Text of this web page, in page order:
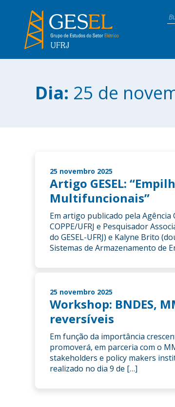
Dia: 25 de
25 novembro 2025
Artigo GESEL:
Multifuncionais”
Em artigo publicado pela
COPPE/UFRJ e Pesquisador
do GESEL-UFRJ) e Kalyne Brito
Sistemas de Armazenamento de
25 novembro 2025
Workshop: BNDES,
reversíveis
Em função da importância
promoverá, em parceria com o
stakeholders e policy makers
realizado no dia 9 de […]